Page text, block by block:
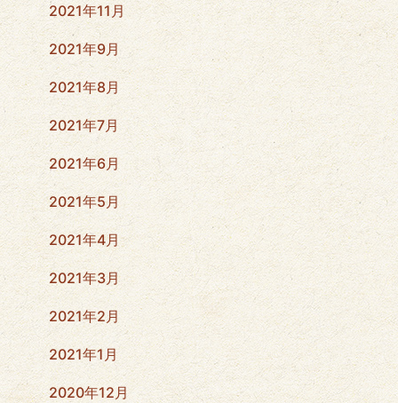
2021年11月
2021年9月
2021年8月
2021年7月
2021年6月
2021年5月
2021年4月
2021年3月
2021年2月
2021年1月
2020年12月